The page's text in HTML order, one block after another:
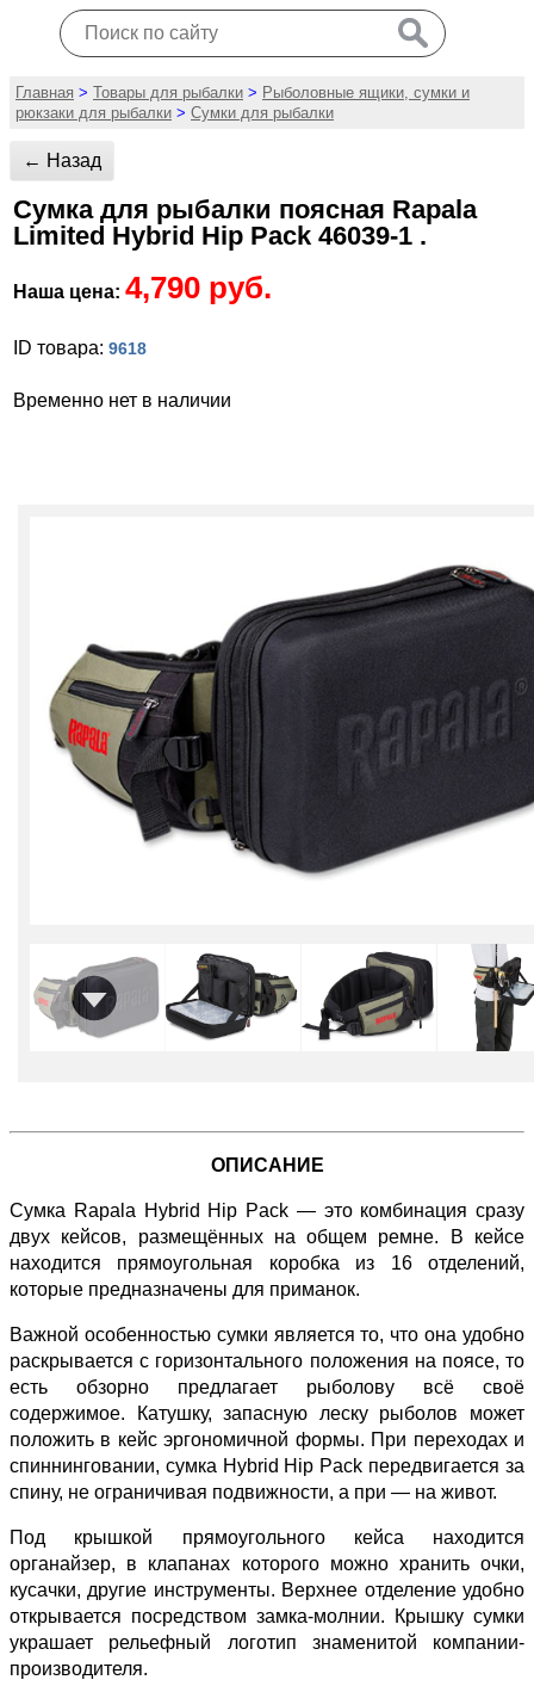
Главная > Товары для рыбалки > Рыболовные ящики, сумки и
рюкзаки для рыбалки > Сумки для рыбалки
← Назад
Сумка для рыбалки поясная Rapala
Limited Hybrid Hip Pack 46039-1 .
Наша цена: 4,790 руб.
ID товара: 9618
Временно нет в наличии
ОПИСАНИЕ
Cумка Rapala Hybrid Hip Pack — это комбинация сразу
двух кейсов, размещённых на общем ремне. В кейсе
находится прямоугольная коробка из 16 отделений,
которые предназначены для приманок.
Важной особенностью сумки является то, что она удобно
раскрывается с горизонтального положения на поясе, то
есть обзорно предлагает рыболову всё своё
содержимое. Катушку, запасную леску рыболов может
положить в кейс эргономичной формы. При переходах и
спиннинговании, сумка Hybrid Hip Pack передвигается за
спину, не ограничивая подвижности, а при — на живот.
Под крышкой прямоугольного кейса находится
органайзер, в клапанах которого можно хранить очки,
кусачки, другие инструменты. Верхнее отделение удобно
открывается посредством замка-молнии. Крышку сумки
украшает рельефный логотип знаменитой компании-
производителя.